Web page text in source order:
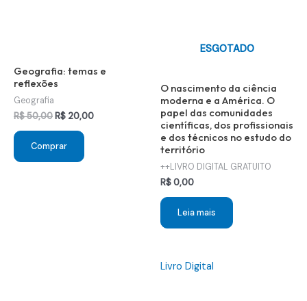
Geografia: temas e
reflexões
Geografia
R$50,00O
original
era:
R$ 50,00.
R$ 20,00O
Comprar
ESGOTADO
O nascimento da ciência
moderna e a América. O
papel das comunidades
científicas, dos profissionais
e dos técnicos no estudo do
território
++LIVRO DIGITAL GRATUITO
R$0,00
Leia mais
Livro Digital